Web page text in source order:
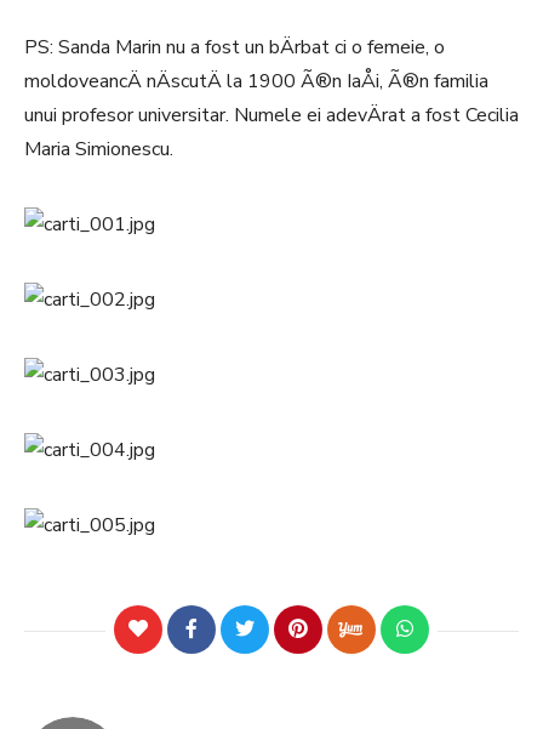
PS: Sanda Marin nu a fost un bÄrbat ci o femeie, o
moldoveancÄ nÄscutÄ la 1900 Ã®n IaÅi, Ã®n familia
unui profesor universitar. Numele ei adevÄrat a fost Cecilia
Maria Simionescu.